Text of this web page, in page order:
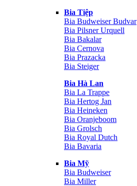
Bia Tiệp
Bia Budweiser Budvar
Bia Pilsner Urquell
Bia Bakalar
Bia Cernova
Bia Prazacka
Bia Steiger
Bia Hà Lan
Bia La Trappe
Bia Hertog Jan
Bia Heineken
Bia Oranjeboom
Bia Grolsch
Bia Royal Dutch
Bia Bavaria
Bia Mỹ
Bia Budweiser
Bia Miller